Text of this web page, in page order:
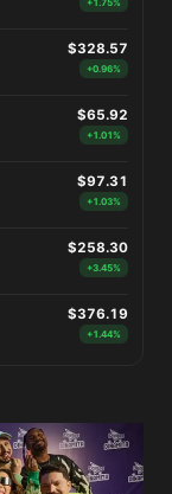
+1.75%
$328.57
+0.96%
$65.92
+1.01%
$97.31
+1.03%
$258.30
+3.45%
$376.19
+1.44%